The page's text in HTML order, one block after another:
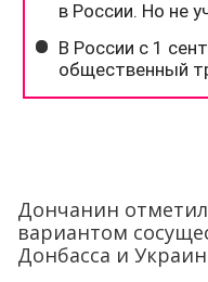
Дончанин
вариантом
Донбасса и